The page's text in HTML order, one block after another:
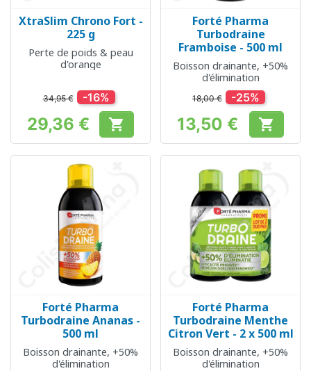
XtraSlim Chrono Fort -
225 g
Perte de poids & peau
d'orange
34,95 € -16%
Prix
29,36 € 
Forté Pharma
Turbodraine
Framboise - 500 ml
Boisson drainante, +50%
d'élimination
18,00 € -25%
Prix
13,50 € 
Forté Pharma
Turbodraine Ananas -
500 ml
Boisson drainante, +50%
d'élimination
Forté Pharma
Turbodraine Menthe
Citron Vert - 2 x 500 ml
Boisson drainante, +50%
d'élimination